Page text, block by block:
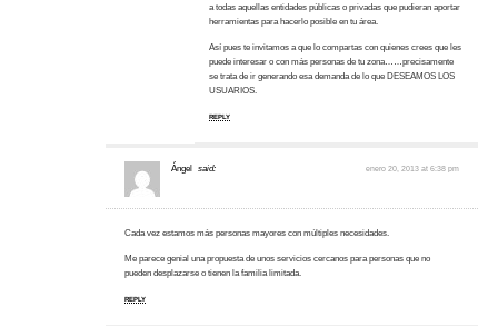
a todas aquellas entidades públicas o privadas que pudieran aportar
herramientas para hacerlo posible en tu área.
Así pues te invitamos a que lo compartas con quienes crees que les
puede interesar o con más personas de tu zona……precisamente
se trata de ir generando esa demanda de lo que DESEAMOS LOS
USUARIOS.
REPLY
Ángel said: enero 20, 2013 at 6:38 pm
Cada vez estamos más personas mayores con múltiples necesidades.
Me parece genial una propuesta de unos servicios cercanos para personas que no
pueden desplazarse o tienen la familia limitada.
REPLY